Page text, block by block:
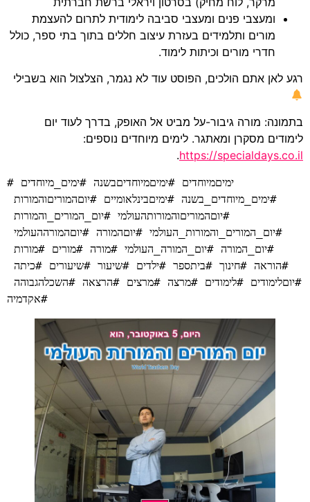
ומעצבי פנים ומעצבי סביבה לימודית לתרום להעצמת
מורים ותלמידים בעזרת עיצוב חללים בתוך בתי ספר, כולל
חדרי מורים וכיתות לימוד.
רגע לאן אתם הולכים, הפוסט עוד לא נגמר, הצלצול הוא בשבילי
בתמונה: מורה גיבור-על מביט אל האופק, בדרך לעוד יום
לימודים מסקרן ומאתגר. לימים מיוחדים נוספים:
https://specialdays.co.il
.
#ימיםמיוחדים #ימיםמיוחדיםבשנה #ימים_מיוחדים
#אקדמיה